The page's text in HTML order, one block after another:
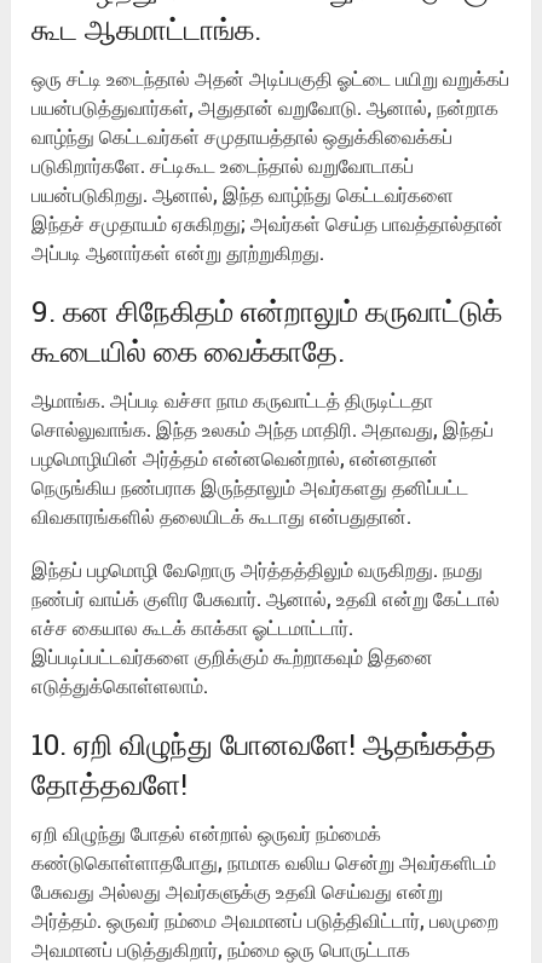
கூட ஆகமாட்டாங்க.
ஒரு சட்டி உடைந்தால் அதன் அடிப்பகுதி ஓட்டை பயிறு வறுக்கப்
பயன்படுத்துவார்கள், அதுதான் வறுவோடு. ஆனால், நன்றாக
வாழ்ந்து கெட்டவர்கள் சமுதாயத்தால் ஒதுக்கிவைக்கப்
படுகிறார்களே. சட்டிகூட உடைந்தால் வறுவோடாகப்
பயன்படுகிறது. ஆனால், இந்த வாழ்ந்து கெட்டவர்களை
இந்தச் சமுதாயம் ஏசுகிறது; அவர்கள் செய்த பாவத்தால்தான்
அப்படி ஆனார்கள் என்று தூற்றுகிறது.
9. கன சிநேகிதம் என்றாலும் கருவாட்டுக்
கூடையில் கை வைக்காதே.
ஆமாங்க. அப்படி வச்சா நாம கருவாட்டத் திருடிட்டதா
சொல்லுவாங்க. இந்த உலகம் அந்த மாதிரி. அதாவது, இந்தப்
பழமொழியின் அர்த்தம் என்னவென்றால், என்னதான்
நெருங்கிய நண்பராக இருந்தாலும் அவர்களது தனிப்பட்ட
விவகாரங்களில் தலையிடக் கூடாது என்பதுதான்.
இந்தப் பழமொழி வேறொரு அர்த்தத்திலும் வருகிறது. நமது
நண்பர் வாய்க் குளிர பேசுவார். ஆனால், உதவி என்று கேட்டால்
எச்ச கையால கூடக் காக்கா ஓட்டமாட்டார்.
இப்படிப்பட்டவர்களை குறிக்கும் கூற்றாகவும் இதனை
எடுத்துக்கொள்ளலாம்.
10. ஏறி விழுந்து போனவளே! ஆதங்கத்த
தோத்தவளே!
ஏறி விழுந்து போதல் என்றால் ஒருவர் நம்மைக்
கண்டுகொள்ளாதபோது, நாமாக வலிய சென்று அவர்களிடம்
பேசுவது அல்லது அவர்களுக்கு உதவி செய்வது என்று
அர்த்தம். ஒருவர் நம்மை அவமானப் படுத்திவிட்டார், பலமுறை
அவமானப் படுத்துகிறார், நம்மை ஒரு பொருட்டாக